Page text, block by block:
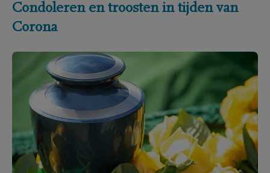
Condoleren en troosten in tijden van
Corona